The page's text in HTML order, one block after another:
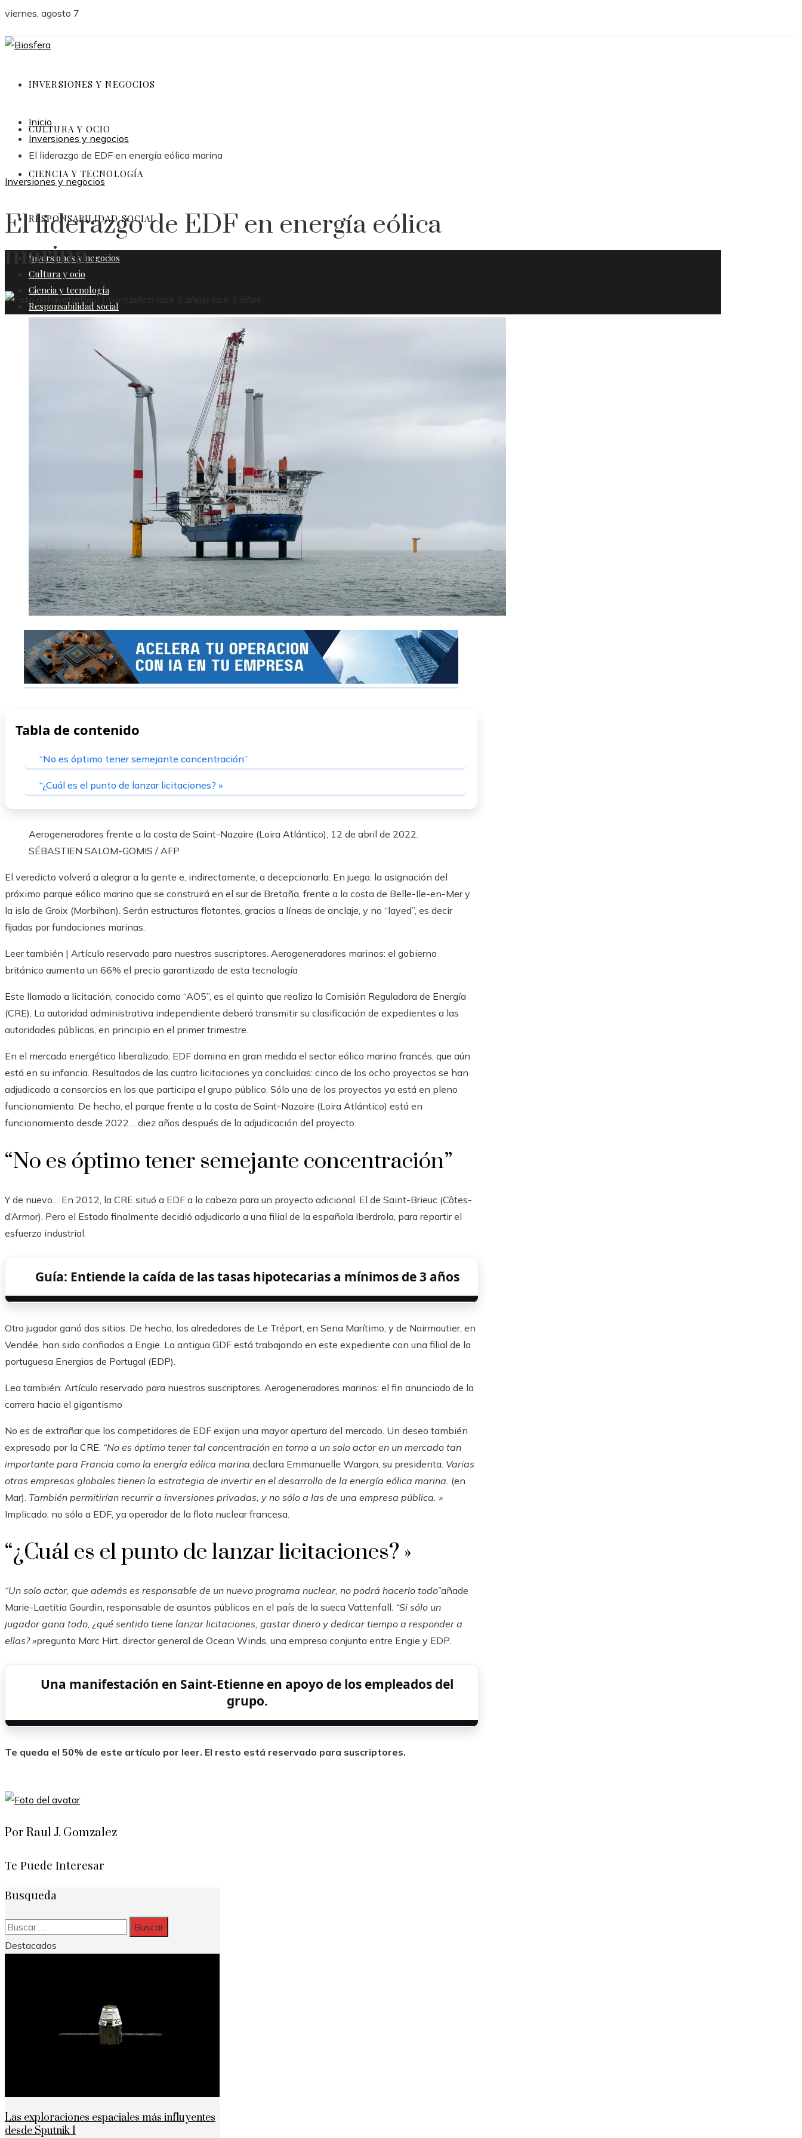
viernes, agosto 7
INVERSIONES Y NEGOCIOS
CULTURA Y OCIO
CIENCIA Y TECNOLOGÍA
RESPONSABILIDAD SOCIAL
Inversiones y negocios
Cultura y ocio
Ciencia y tecnología
Responsabilidad social
Inicio
Inversiones y negocios
El liderazgo de EDF en energía eólica marina
Inversiones y negocios
El liderazgo de EDF en energía eólica
marina
Raul J. Gomzalez Hace 3 años Hace 3 años
Tabla de contenido
“No es óptimo tener semejante concentración”
“¿Cuál es el punto de lanzar licitaciones? »
Aerogeneradores frente a la costa de Saint-Nazaire (Loira Atlántico), 12 de abril de 2022.
SÉBASTIEN SALOM-GOMIS / AFP
El veredicto volverá a alegrar a la gente e, indirectamente, a decepcionarla. En juego: la asignación del
próximo parque eólico marino que se construirá en el sur de Bretaña, frente a la costa de Belle-Ile-en-Mer y
la isla de Groix (Morbihan). Serán estructuras flotantes, gracias a líneas de anclaje, y no “layed”, es decir
fijadas por fundaciones marinas.
Leer también | Artículo reservado para nuestros suscriptores. Aerogeneradores marinos: el gobierno
británico aumenta un 66% el precio garantizado de esta tecnología
Este llamado a licitación, conocido como “AO5”, es el quinto que realiza la Comisión Reguladora de Energía
(CRE). La autoridad administrativa independiente deberá transmitir su clasificación de expedientes a las
autoridades públicas, en principio en el primer trimestre.
En el mercado energético liberalizado, EDF domina en gran medida el sector eólico marino francés, que aún
está en su infancia. Resultados de las cuatro licitaciones ya concluidas: cinco de los ocho proyectos se han
adjudicado a consorcios en los que participa el grupo público. Sólo uno de los proyectos ya está en pleno
funcionamiento. De hecho, el parque frente a la costa de Saint-Nazaire (Loira Atlántico) está en
funcionamiento desde 2022… diez años después de la adjudicación del proyecto.
“No es óptimo tener semejante concentración”
Y de nuevo… En 2012, la CRE situó a EDF a la cabeza para un proyecto adicional. El de Saint-Brieuc (Côtes-
d’Armor). Pero el Estado finalmente decidió adjudicarlo a una filial de la española Iberdrola, para repartir el
esfuerzo industrial.
Guía: Entiende la caída de las tasas hipotecarias a mínimos de 3 años
Otro jugador ganó dos sitios. De hecho, los alrededores de Le Tréport, en Sena Marítimo, y de Noirmoutier, en
Vendée, han sido confiados a Engie. La antigua GDF está trabajando en este expediente con una filial de la
portuguesa Energias de Portugal (EDP).
Lea también: Artículo reservado para nuestros suscriptores. Aerogeneradores marinos: el fin anunciado de la
carrera hacia el gigantismo
No es de extrañar que los competidores de EDF exijan una mayor apertura del mercado. Un deseo también
expresado por la CRE. “No es óptimo tener tal concentración en torno a un solo actor en un mercado tan
importante para Francia como la energía eólica marina. declara Emmanuelle Wargon, su presidenta. Varias
otras empresas globales tienen la estrategia de invertir en el desarrollo de la energía eólica marina. (en
Mar). También permitirían recurrir a inversiones privadas, y no sólo a las de una empresa pública. »
Implicado: no sólo a EDF, ya operador de la flota nuclear francesa
“¿Cuál es el punto de lanzar licitaciones? »
“Un solo actor, que además es responsable de un nuevo programa nuclear, no podrá hacerlo todo”añade
Marie-Laetitia Gourdin, responsable de asuntos públicos en el país de la sueca Vattenfall. “Si sólo un
jugador gana todo, ¿qué sentido tiene lanzar licitaciones, gastar dinero y dedicar tiempo a responder a
ellas? »pregunta Marc Hirt, director general de Ocean Winds, una empresa conjunta entre Engie y EDP.
Una manifestación en Saint-Etienne en apoyo de los empleados del
grupo.
Te queda el 50% de este artículo por leer. El resto está reservado para suscriptores.
Por Raul J. Gomzalez
Te Puede Interesar
Busqueda
Buscar:
Destacados
Las exploraciones espaciales más influyentes
desde Sputnik 1